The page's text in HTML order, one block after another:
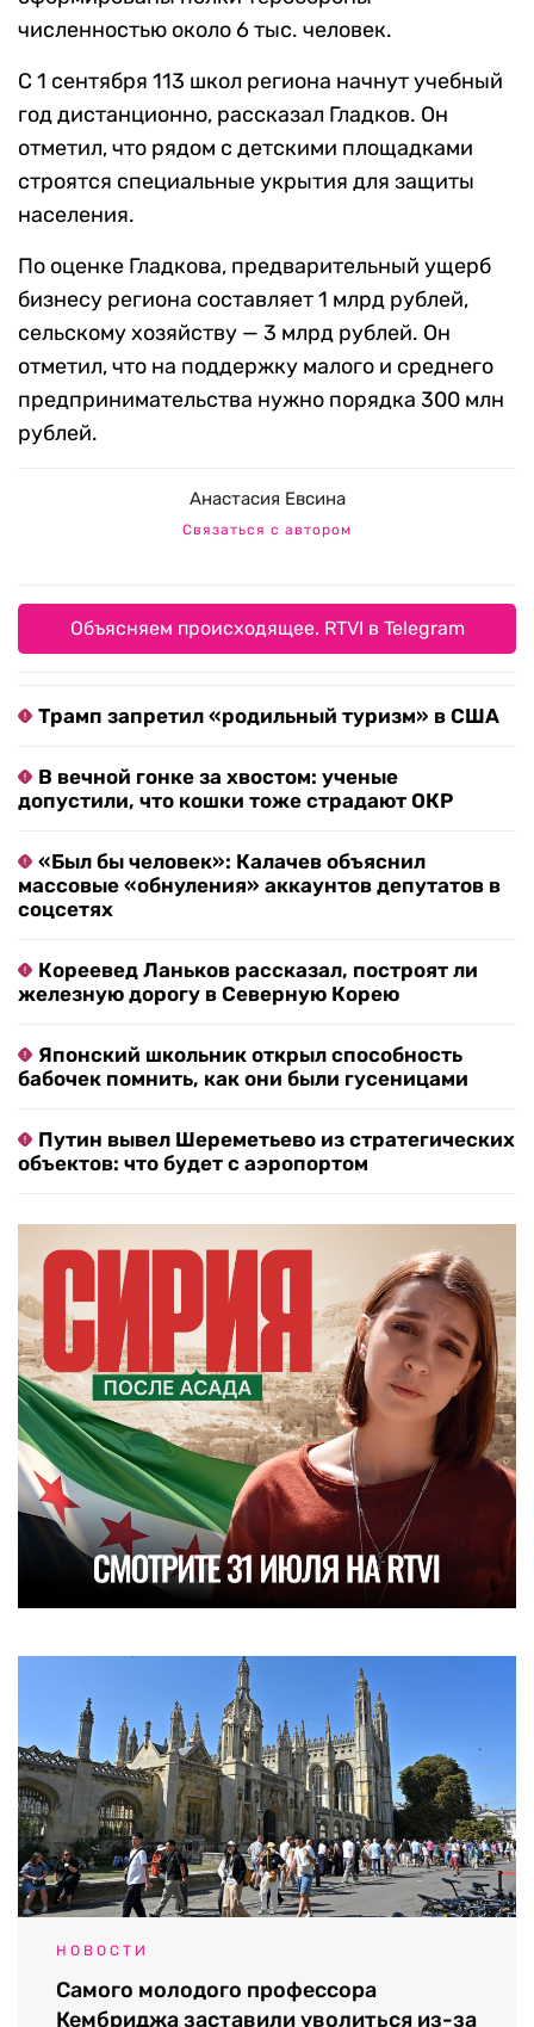
численностью около 6 тыс. человек.
С 1 сентября 113 школ региона начнут учебный
год дистанционно, рассказал Гладков. Он
отметил, что рядом с детскими площадками
строятся специальные укрытия для защиты
населения.
По оценке Гладкова, предварительный ущерб
бизнесу региона составляет 1 млрд рублей,
сельскому хозяйству — 3 млрд рублей. Он
отметил, что на поддержку малого и среднего
предпринимательства нужно порядка 300 млн
рублей.
Анастасия Евсина
Связаться с автором
Объясняем происходящее. RTVI в Telegram
Трамп запретил «родильный туризм» в США
В вечной гонке за хвостом: ученые
допустили, что кошки тоже страдают ОКР
«Был бы человек»: Калачев объяснил
массовые «обнуления» аккаунтов депутатов в
соцсетях
Кореевед Ланьков рассказал, построят ли
железную дорогу в Северную Корею
Японский школьник открыл способность
бабочек помнить, как они были гусеницами
Путин вывел Шереметьево из стратегических
объектов: что будет с аэропортом
НОВОСТИ
Самого молодого профессора
Кембриджа заставили уволиться из-за